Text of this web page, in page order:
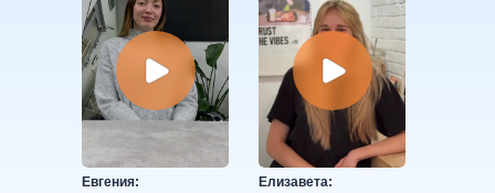
Евгения: Елизавета: